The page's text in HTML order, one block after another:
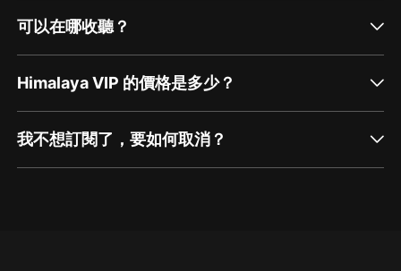
可以在哪收聽？
Himalaya VIP 的價格是多少？
我不想訂閱了，要如何取消？